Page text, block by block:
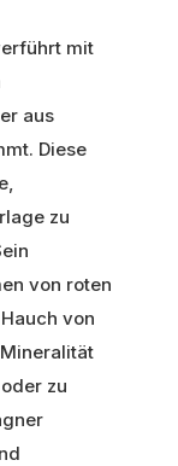
mit
aus
Diese
zu
von roten
von
zu